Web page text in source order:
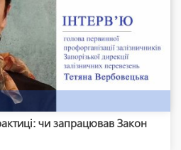
чи запрацював Закон